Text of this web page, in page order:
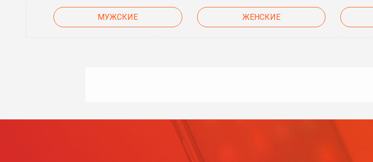
МУЖСКИЕ ЖЕНСКИЕ